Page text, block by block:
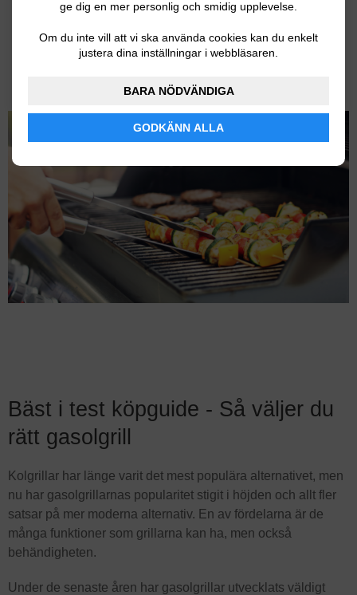
ge dig en mer personlig och smidig upplevelse.
Om du inte vill att vi ska använda cookies kan du enkelt
justera dina inställningar i webbläsaren.
BARA NÖDVÄNDIGA
GODKÄNN ALLA
perfekt yta och stänger in den läckra saften.
Gasolgrillen kommer också med två fällbara sidobord
Bäst i test köpguide - Så väljer du
rätt gasolgrill
Kolgrillar har länge varit det mest populära alternativet, men
nu har gasolgrillarnas popularitet stigit i höjden och allt fler
satsar på mer moderna alternativ. En av fördelarna är de
många funktioner som grillarna kan ha, men också
behändigheten.
Under de senaste åren har gasolgrillar utvecklats väldigt